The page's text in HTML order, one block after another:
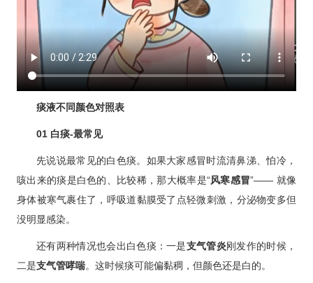
痰液不同颜色对照表
01 白痰-最常见
先说说最常见的白色痰。如果大家感冒时流清鼻涕、怕冷，
咳出来的痰是白色的、比较稀，那大概率是“风寒感冒”—— 就像
身体被寒气裹住了，呼吸道黏膜受了点轻微刺激，分泌物变多但
没明显感染。
还有两种情况也会出白色痰：一是支气管炎刚发作的时候，
二是支气管哮喘。这时候痰可能偏黏稠，但颜色还是白的。